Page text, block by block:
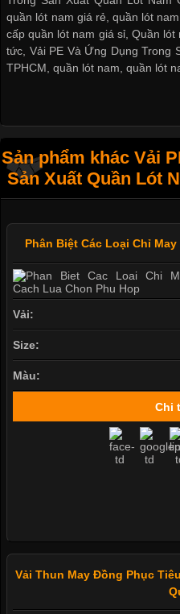
quần lót nam giá rẻ, quần lót
cấp quần lót nam giá sỉ, Quần lót
tức Vải PE Và Ứng Dụng Trong
TPHCM ,quần lót nam ,quần lót
Sản phẩm khác Vải
Sản Xuất Quần Lót
Phân Biệt Các Loại Chỉ
Vải:
Size:
Màu:
Chi
Vải Thun May Đồng Phục